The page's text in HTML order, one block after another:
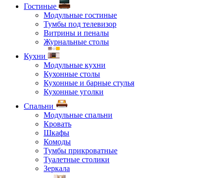
Гостиные
Модульные гостиные
Тумбы под телевизор
Витрины и пеналы
Журнальные столы
Кухни
Модульные кухни
Кухонные столы
Кухонные и барные стулья
Кухонные уголки
Спальни
Модульные спальни
Кровать
Шкафы
Комоды
Тумбы прикроватные
Туалетные столики
Зеркала